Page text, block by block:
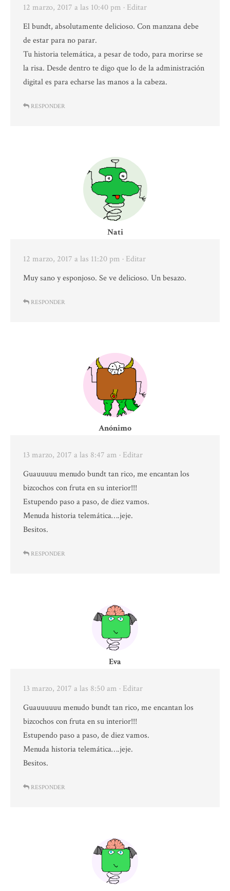
12 marzo, 2017 a las 10:40 pm · Editar
El bundt, absolutamente delicioso. Con manzana debe
de estar para no parar.
Tu historia telemática, a pesar de todo, para morirse se
la risa. Desde dentro te digo que lo de la administración
digital es para echarse las manos a la cabeza.
RESPONDER
Nati
12 marzo, 2017 a las 11:20 pm · Editar
Muy sano y esponjoso. Se ve delicioso. Un besazo.
RESPONDER
Anónimo
13 marzo, 2017 a las 8:47 am · Editar
Guauuuuu menudo bundt tan rico, me encantan los
bizcochos con fruta en su interior!!!
Estupendo paso a paso, de diez vamos.
Menuda historia telemática….jeje.
Besitos.
RESPONDER
Eva
13 marzo, 2017 a las 8:50 am · Editar
Guauuuuuu menudo bundt tan rico, me encantan los
bizcochos con fruta en su interior!!!
Estupendo paso a paso, de diez vamos.
Menuda historia telemática….jeje.
Besitos.
RESPONDER